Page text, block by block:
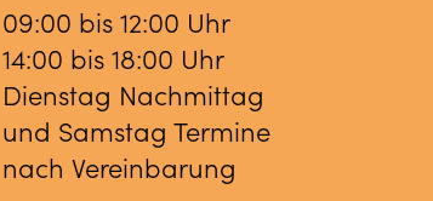
09:00 bis 12:00 Uhr
14:00 bis 18:00 Uhr
Dienstag Nachmittag
und Samstag Termine
nach Vereinbarung